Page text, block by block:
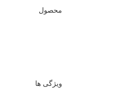
محصول
ویژگی ها